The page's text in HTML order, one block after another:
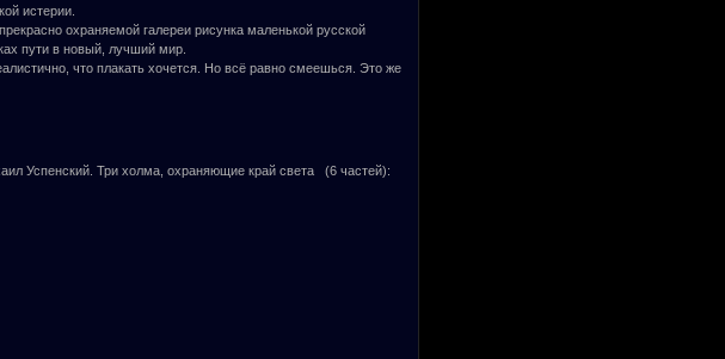
истерии.
охраняемой галереи рисунка маленькой русской
пути в новый, лучший мир.
что плакать хочется. Но всё равно смеешься. Это же
Успенский. Три холма, охраняющие край света (6 частей):